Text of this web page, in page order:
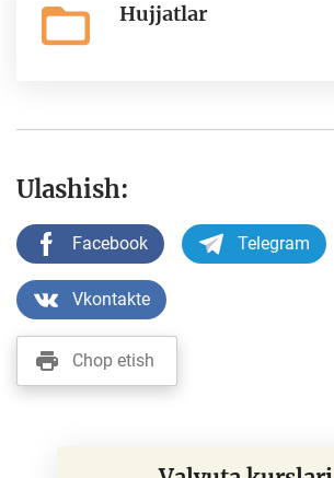
Hujjatlar
Ulashish:
Facebook Telegram
Vkontakte
Chop etish